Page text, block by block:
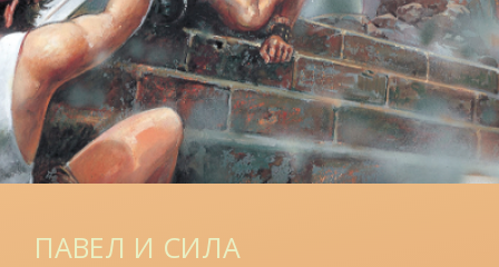
ПАВЕЛ И СИЛА